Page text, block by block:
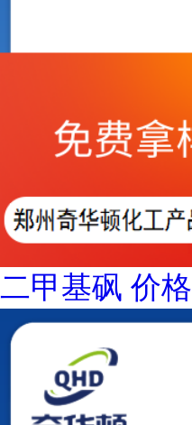
二甲基砜 价格